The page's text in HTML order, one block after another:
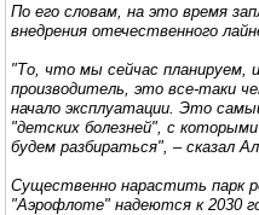
По его словам, на это время
внедрения отечественного
"То, что мы сейчас
производитель, это все-таки
начало эксплуатации. Это
"детских болезней", с
будем разбираться", – сказал
Существенно нарастить парк
"Аэрофлоте" надеются к 2030